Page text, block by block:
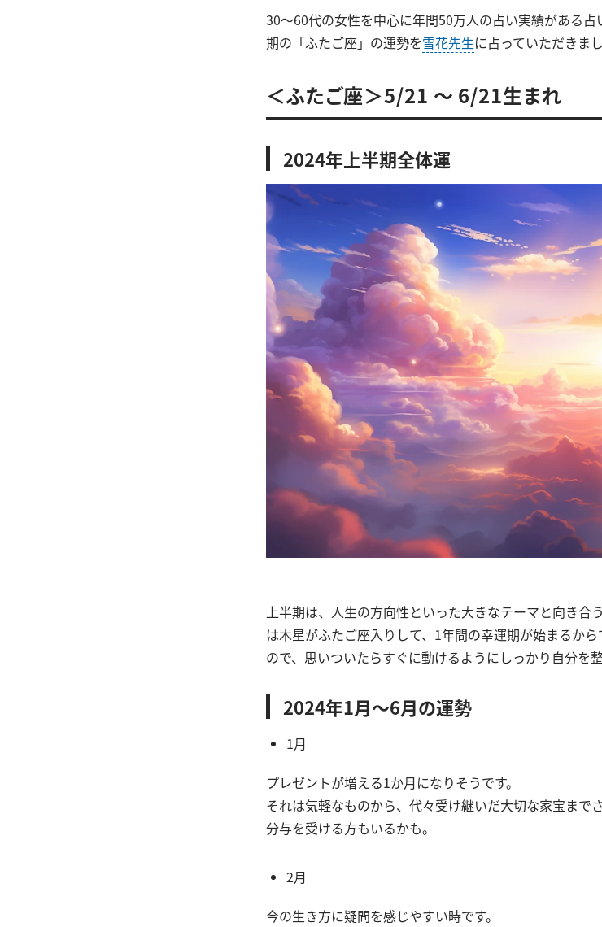
30～60代の女性を中心に年間50万人の占い実績がある
期の「ふたご座」の運勢を雪花先生に占っていただきまし
＜ふたご座＞5/21 ～ 6/21生まれ
2024年上半期全体運
上半期は、人生の方向性といった大きなテーマと向き合
は木星がふたご座入りして、1年間の幸運期が始まるか
ので、思いついたらすぐに動けるようにしっかり自分を
2024年1月～6月の運勢
1月
プレゼントが増える1か月になりそうです。
それは気軽なものから、代々受け継いだ大切な家宝まで
分与を受ける方もいるかも。
2月
今の生き方に疑問を感じやすい時です。